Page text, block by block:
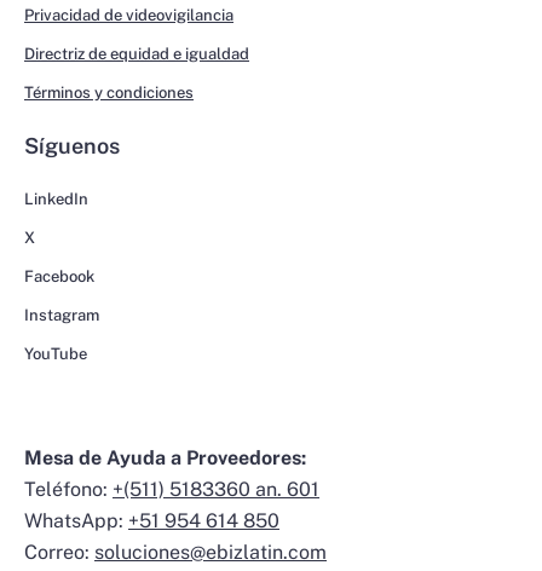
Privacidad de videovigilancia
Directriz de equidad e igualdad
Términos y condiciones
Síguenos
LinkedIn
X
Facebook
Instagram
YouTube
Mesa de Ayuda a Proveedores:
Teléfono: +(511) 5183360 an. 601
WhatsApp: +51 954 614 850
Correo: soluciones@ebizlatin.com